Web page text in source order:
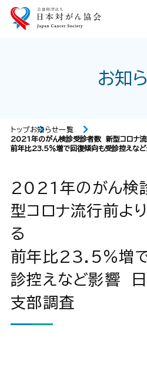
お知
トップお知らせ一覧
2021年のがん検診受診者数 新型コロナ
前年比23.5％増で回復傾向も受診控えな
2021年のがん検
型コロナ流行前よ
る
前年比23.5％増
診控えなど影響
支部調査